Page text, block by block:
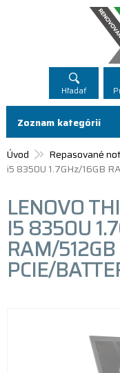
Hľadať
Úvod Repasované
i5 8350U 1.7GHz/16GB
LENOVO
I5 8350U
RAM/
PCIE/
Zoznam kategórií